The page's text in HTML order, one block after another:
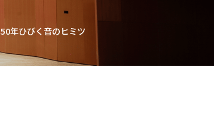
年ひびく音のヒミツ